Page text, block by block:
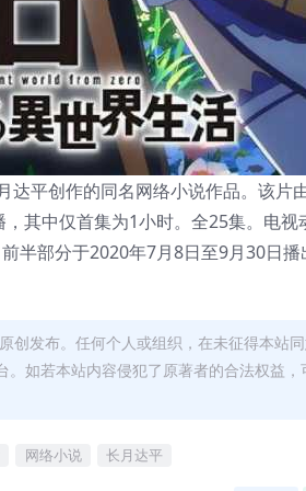
达平创作的同名网络小说作品。该片
其中仅首集为1小时。全25集。电视
半部分于2020年7月8日至9月30日
创发布。任何个人或组织，在未征得本站
如若本站内容侵犯了原著者的合法权益，
网络小说 长月达平